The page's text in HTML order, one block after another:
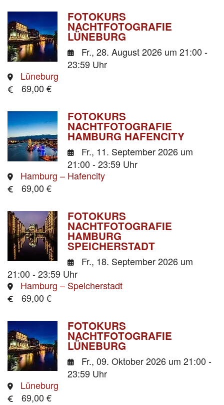
FOTOKURS
NACHTFOTOGRAFIE
LÜNEBURG
Fr., 28. August 2026 um 21:00 -
23:59 Uhr
Lüneburg
69,00 €
FOTOKURS
NACHTFOTOGRAFIE
HAMBURG HAFENCITY
Fr., 11. September 2026 um
21:00 - 23:59 Uhr
Hamburg – Hafencity
69,00 €
FOTOKURS
NACHTFOTOGRAFIE
HAMBURG
SPEICHERSTADT
Fr., 18. September 2026 um
21:00 - 23:59 Uhr
Hamburg – Speicherstadt
69,00 €
FOTOKURS
NACHTFOTOGRAFIE
LÜNEBURG
Fr., 09. Oktober 2026 um 21:00 -
23:59 Uhr
Lüneburg
69,00 €